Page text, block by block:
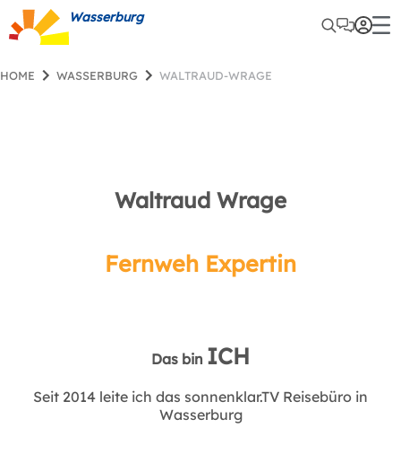
Wasserburg
HOME WASSERBURG WALTRAUD-WRAGE
Waltraud Wrage
Fernweh Expertin
Das bin ICH
Seit 2014 leite ich das sonnenklar.TV Reisebüro in
Wasserburg